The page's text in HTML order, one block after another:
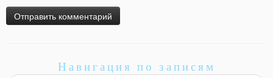
Навигация по записям